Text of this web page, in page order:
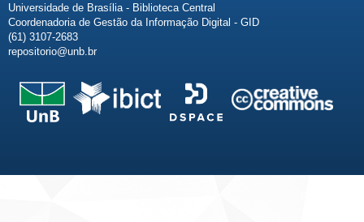
Universidade de Brasília - Biblioteca Central
Coordenadoria de Gestão da Informação Digital - GID
(61) 3107-2683
repositorio@unb.br